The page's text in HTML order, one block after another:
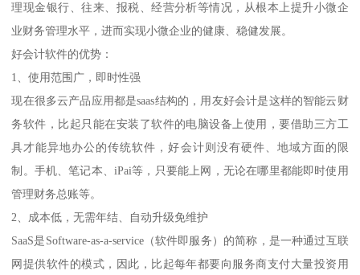
理现金银行、往来、报税、经营分析等情况，从根本上提升小微企
业财务管理水平，进而实现小微企业的健康、稳健发展。
好会计软件的优势：
1、使用范围广，即时性强
现在很多云产品应用都是saas结构的，用友好会计是这样的智能云财
务软件，比起只能在安装了软件的电脑设备上使用，要借助三方工
具才能异地办公的传统软件，好会计则没有硬件、地域方面的限
制。手机、笔记本、iPai等，只要能上网，无论在哪里都能即时使用
管理财务总账等。
2、成本低，无需年结、自动升级免维护
SaaS是Software-as-a-service（软件即服务）的简称，是一种通过互联
网提供软件的模式，因此，比起每年都要向服务商支付大量投资用